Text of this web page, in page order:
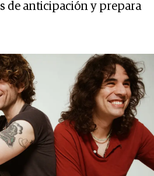
de anticipación y prepara